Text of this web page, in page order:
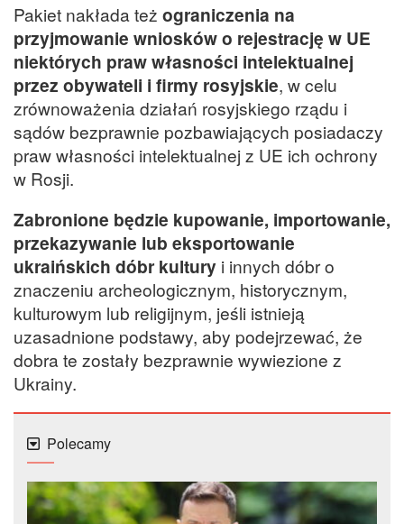
Pakiet nakłada też ograniczenia na
przyjmowanie wniosków o rejestrację w UE
niektórych praw własności intelektualnej
przez obywateli i firmy rosyjskie, w celu
zrównoważenia działań rosyjskiego rządu i
sądów bezprawnie pozbawiających posiadaczy
praw własności intelektualnej z UE ich ochrony
w Rosji.
Zabronione będzie kupowanie, importowanie,
przekazywanie lub eksportowanie
ukraińskich dóbr kultury i innych dóbr o
znaczeniu archeologicznym, historycznym,
kulturowym lub religijnym, jeśli istnieją
uzasadnione podstawy, aby podejrzewać, że
dobra te zostały bezprawnie wywiezione z
Ukrainy.
Polecamy